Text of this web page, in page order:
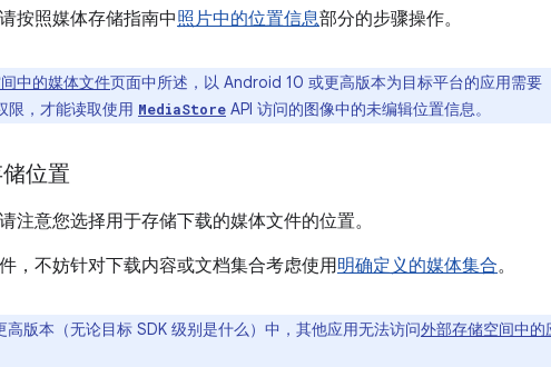
按照媒体存储指南中照片中的位置信息部分的步骤操作。
中的媒体文件页面中所述，以 Android 10 或更高版本为目标平台的应用需要
限，才能读取使用 MediaStore API 访问的图像中的未编辑位置信息。
位置
注意您选择用于存储下载的媒体文件的位置。
，不妨针对下载内容或文档集合考虑使用明确定义的媒体集合。
高版本（无论目标 SDK 级别是什么）中，其他应用无法访问外部存储空间中的